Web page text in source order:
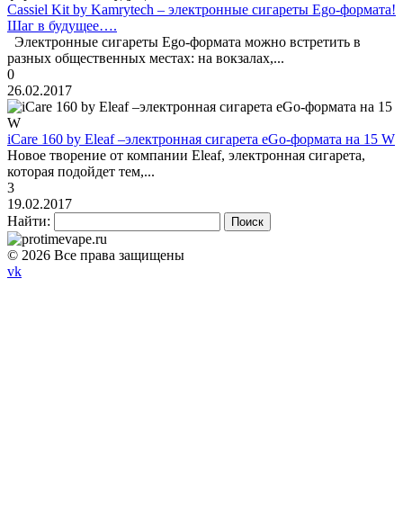
Cassiel Kit by Kamrytech – электронные сигареты Ego-формата!
Шаг в будущее….
Электронные сигареты Ego-формата можно встретить в
разных общественных местах: на вокзалах,...
0
26.02.2017
iCare 160 by Eleaf –электронная сигарета eGo-формата на 15 W
Новое творение от компании Eleaf, электронная сигарета,
которая подойдет тем,...
3
19.02.2017
Найти:
© 2026 Все права защищены
vk